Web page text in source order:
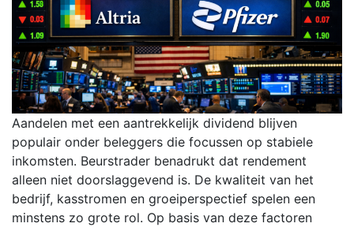
Aandelen met een aantrekkelijk dividend blijven
populair onder beleggers die focussen op stabiele
inkomsten. Beurstrader benadrukt dat rendement
alleen niet doorslaggevend is. De kwaliteit van het
bedrijf, kasstromen en groeiperspectief spelen een
minstens zo grote rol. Op basis van deze factoren